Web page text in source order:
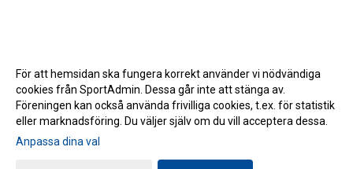
Gå till Webbversion
För att hemsidan ska fungera korrekt använder vi nödvändiga
cookies från SportAdmin. Dessa går inte att stänga av.
Föreningen kan också använda frivilliga cookies, t.ex. för statistik
eller marknadsföring. Du väljer själv om du vill acceptera dessa.
Anpassa dina val